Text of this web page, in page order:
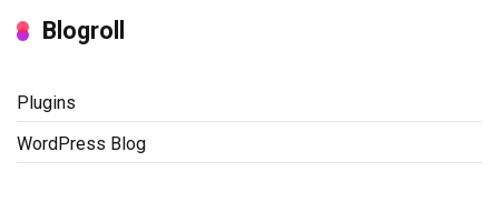
Blogroll
Plugins
WordPress Blog